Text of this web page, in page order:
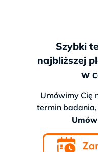
Szybki
najbliższej
w
Umówimy Cię
termin